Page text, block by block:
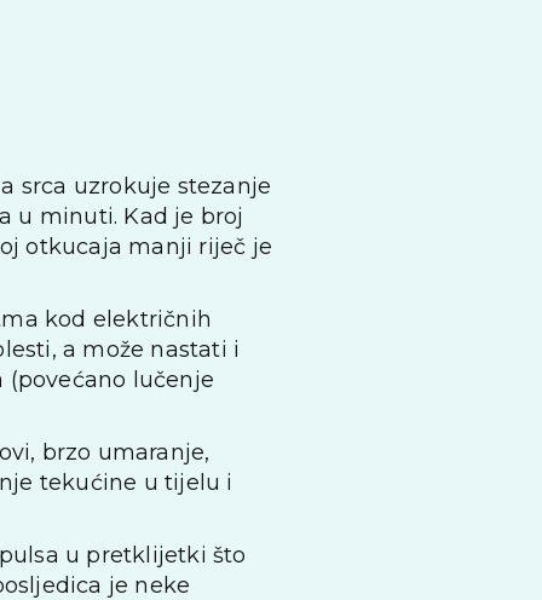
srca uzrokuje stezanje
u minuti. Kad je broj
otkucaja manji riječ je
kod električnih
a može nastati i
lučenje
brzo umaranje,
tekućine u tijelu i
u pretklijetki što
je neke